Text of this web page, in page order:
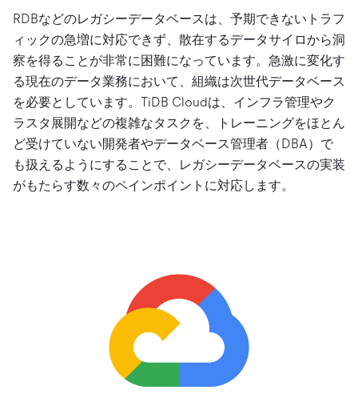
RDBなどのレガシーデータベースは、予期できないトラフ
ィックの急増に対応できず、散在するデータサイロから洞
察を得ることが非常に困難になっています。急激に変化す
る現在のデータ業務において、組織は次世代データベース
を必要としています。TiDB Cloudは、インフラ管理やク
ラスタ展開などの複雑なタスクを、トレーニングをほとん
ど受けていない開発者やデータベース管理者（DBA）で
も扱えるようにすることで、レガシーデータベースの実装
がもたらす数々のペインポイントに対応します。